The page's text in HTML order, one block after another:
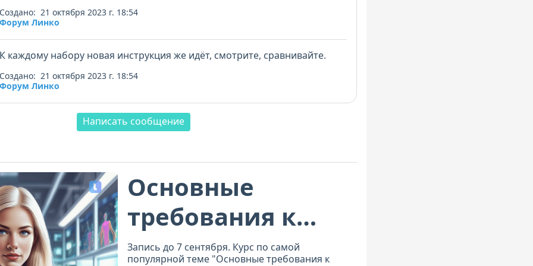
Создано: 21 октября 2023 г. 18:54
Форум Линко
К каждому набору новая инструкция же идёт, смотрите, сравнивайте.
Создано: 21 октября 2023 г. 18:54
Форум Линко
Написать сообщение
Основные
требования к
компетентности
Запись до 7 сентября. Курс по самой
популярной теме "Основные требования к